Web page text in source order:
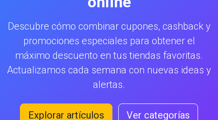
Descubre cómo combinar cupones, cashback y
promociones especiales para obtener el
máximo descuento en tus tiendas favoritas.
Actualizamos cada semana con nuevas ideas y
alertas.
Explorar artículos Ver categorías